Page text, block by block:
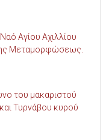
Αγίου Αχιλλίου
Μεταμορφώσεως.
του μακαριστού
Τυρνάβου κυρού